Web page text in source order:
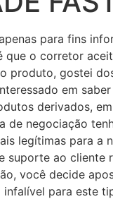
para fins
que o corretor
produto, gostei
em
derivados,
de negociação
legítimas para a
suporte ao cliente
você decide
infalível para este